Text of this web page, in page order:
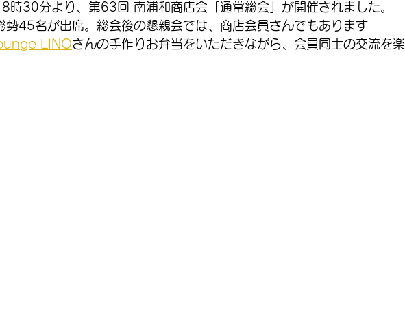
時30分より、第63回 南浦和商店会「通常総会」が開催されました。
勢45名が出席。総会後の懇親会では、商店会員さんでもあります
LINOさんの手作りお弁当をいただきながら、会員同士の交流を楽